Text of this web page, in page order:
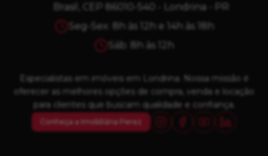
Brasil, CEP 86010-540 - Londrina - PR
Seg-Sex: 8h às 12h e 14h às 18h
Sáb: 8h às 12h
Especialistas em imóveis em Londrina. Nossa missão é
oferecer as melhores opções de compra, venda e locação
para clientes que buscam qualidade e confiança.
Conheça a Imobiliária Perez